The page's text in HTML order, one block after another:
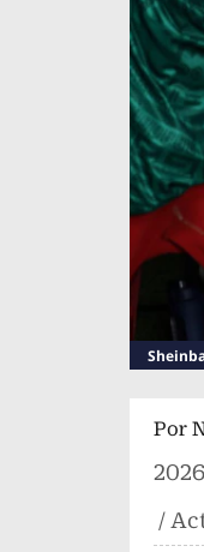
Por
/